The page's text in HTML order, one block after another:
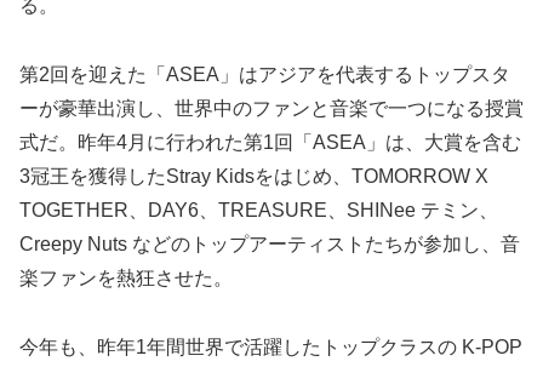
る。
第2回を迎えた「ASEA」はアジアを代表するトップスタ
ーが豪華出演し、世界中のファンと音楽で一つになる授賞
式だ。昨年4月に行われた第1回「ASEA」は、大賞を含む
3冠王を獲得したStray Kidsをはじめ、TOMORROW X
TOGETHER、DAY6、TREASURE、SHINee テミン、
Creepy Nuts などのトップアーティストたちが参加し、音
楽ファンを熱狂させた。
今年も、昨年1年間世界で活躍したトップクラスの K-POP